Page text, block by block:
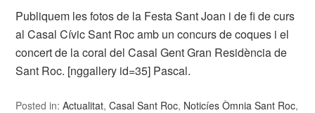
Publiquem les fotos de la Festa Sant Joan i de fi de curs
al Casal Cívic Sant Roc amb un concurs de coques i el
concert de la coral del Casal Gent Gran Residència de
Sant Roc. [nggallery id=35] Pascal.
Posted in:Actualitat,Casal Sant Roc, Noticíes Òmnia Sant Roc,